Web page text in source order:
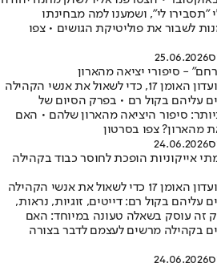
לי״, ושמענו למה מבחינתו
לשבור את פוליטיקת הגושים • צפו
25.06.2026
- סיפורי יציאה מהארון
לכבוד חודש הגאווה הגענו למועדון האומן 17, כדי לשאול את אנשי הקהילה
עליהם בקול רם • בפרק הסיום של
סיפור היציאה מהארון שלהם • האם
24.06.2026
אייקוניות הופכת לחוסר כבוד בקהילה
לכבוד חודש הגאווה הגענו למועדון האומן 17 כדי לשאול את אנשי הקהילה
עליהם בקול רם: דייטים, זוגיות, נראות,
זה עוסק בשאלה טעונה במיוחד: האם
בקהילה מרשים לעצמם לדבר בצורה
24.06.2026